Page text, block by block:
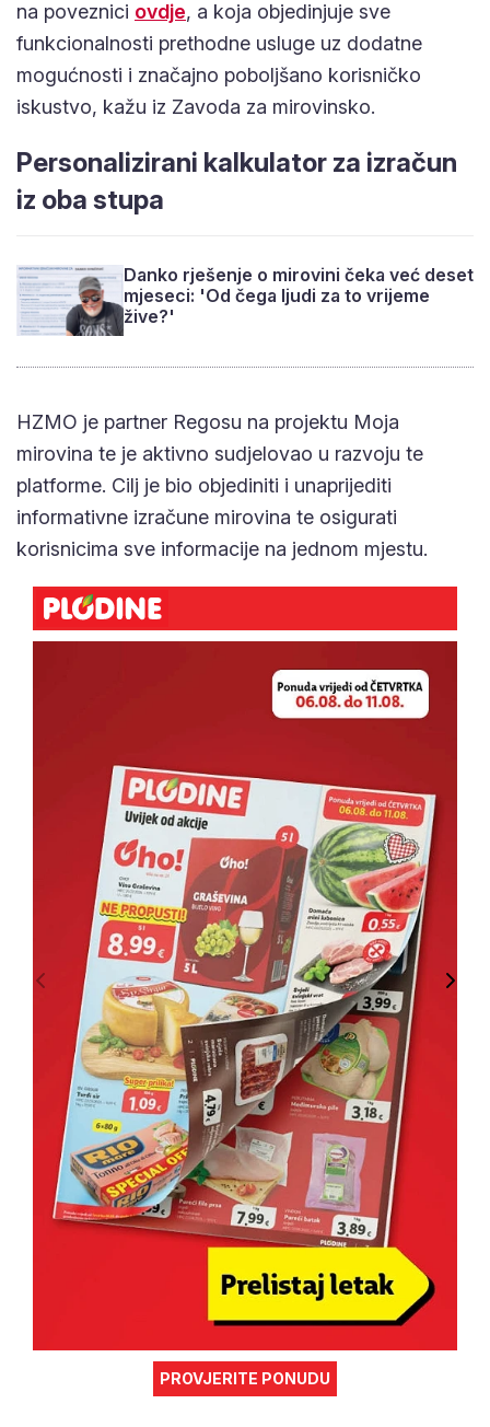
funkcionalnosti prethodne usluge uz dodatne
mogućnosti i značajno poboljšano korisničko
iskustvo, kažu iz Zavoda za mirovinsko.
iz oba stupa
mjeseci: 'Od čega ljudi za to vrijeme
žive?'
te je aktivno sudjelovao u razvoju te platforme. Cilj
je bio objediniti i unaprijediti informativne izračune
mirovina te osigurati korisnicima sve informacije na
jednom mjestu.
PROVJERITE PONUDU